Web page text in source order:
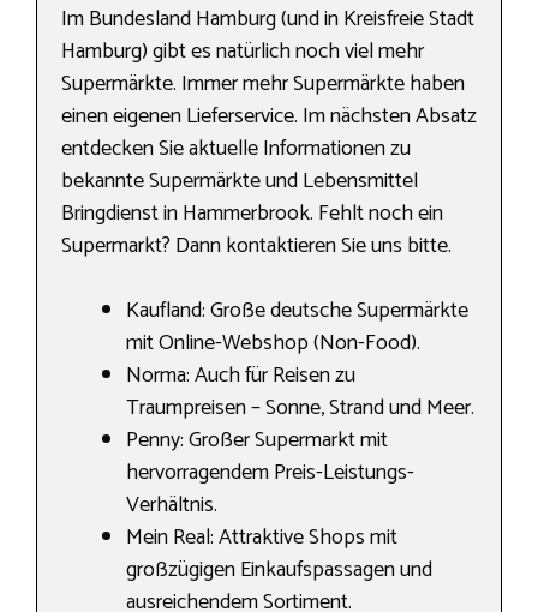
Im Bundesland Hamburg (und in Kreisfreie Stadt
Hamburg) gibt es natürlich noch viel mehr
Supermärkte. Immer mehr Supermärkte haben
einen eigenen Lieferservice. Im nächsten Absatz
entdecken Sie aktuelle Informationen zu
bekannte Supermärkte und Lebensmittel
Bringdienst in Hammerbrook. Fehlt noch ein
Supermarkt? Dann kontaktieren Sie uns bitte.
Kaufland: Große deutsche Supermärkte
mit Online-Webshop (Non-Food).
Norma: Auch für Reisen zu
Traumpreisen – Sonne, Strand und Meer.
Penny: Großer Supermarkt mit
hervorragendem Preis-Leistungs-
Verhältnis.
Mein Real: Attraktive Shops mit
großzügigen Einkaufspassagen und
ausreichendem Sortiment.